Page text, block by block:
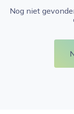
Nog niet